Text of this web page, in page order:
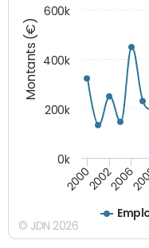
Montants (€)
200020022006
0k
200k
400k
600k
© JDN 2026